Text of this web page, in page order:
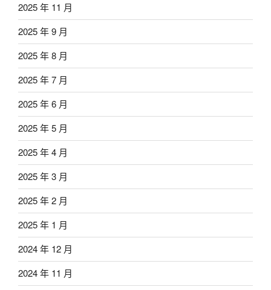
2025 年 11 月
2025 年 9 月
2025 年 8 月
2025 年 7 月
2025 年 6 月
2025 年 5 月
2025 年 4 月
2025 年 3 月
2025 年 2 月
2025 年 1 月
2024 年 12 月
2024 年 11 月